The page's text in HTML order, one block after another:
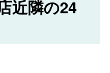
近隣の24